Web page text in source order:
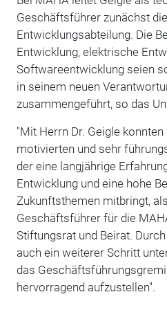
Geschäftsführer zunächst
Entwicklungsabteilung. Die
Entwicklung, elektrische
Softwareentwicklung seien
in seinem neuen
zusammengeführt, so das
"Mit Herrn Dr. Geigle
motivierten und sehr
der eine langjährige
Entwicklung und eine hohe
Zukunftsthemen mitbringt,
Geschäftsführer für die
Stiftungsrat und Beirat.
auch ein weiterer Schritt
das
hervorragend aufzustellen".